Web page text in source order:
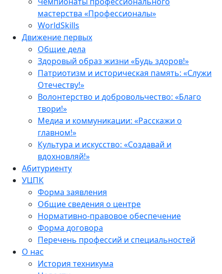
мастерства «Профессионалы»
WorldSkills
Движение первых
Общие дела
Здоровый образ жизни «Будь здоров!»
Патриотизм и историческая память: «Служи
Отечеству!»
Волонтерство и добровольчество: «Благо
твори!»
Медиа и коммуникации: «Расскажи о
главном!»
Культура и искусство: «Создавай и
вдохновляй!»
Абитуриенту
УЦПК
Форма заявления
Общие сведения о центре
Нормативно-правовое обеспечение
Форма договора
Перечень профессий и специальностей
О нас
История техникума